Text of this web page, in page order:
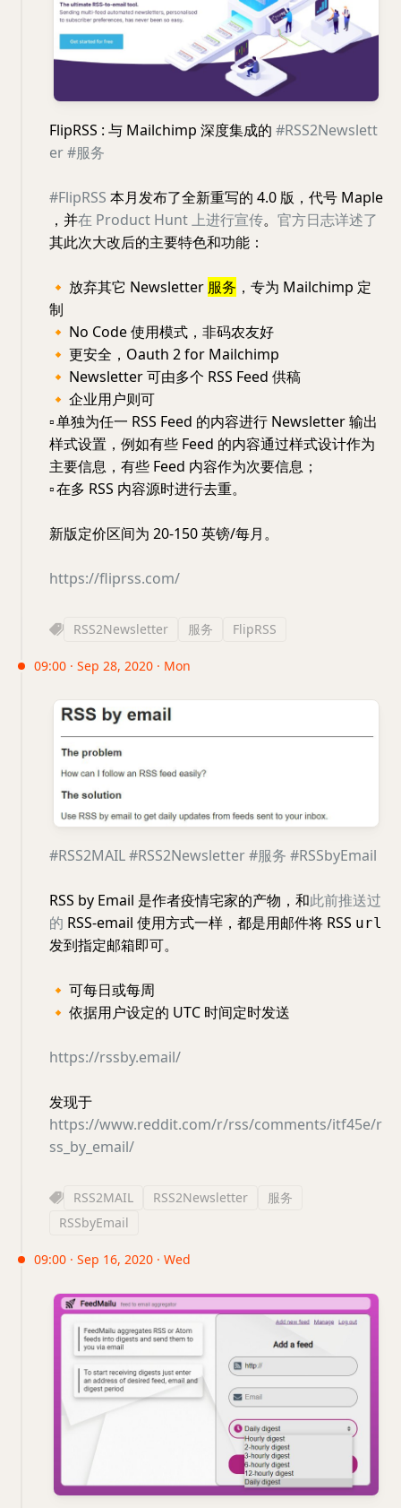
FlipRSS : 与 Mailchimp 深度集成的 #RSS2Newslett
er#服务
#FlipRSS 本月发布了全新重写的 4.0 版，代号 Maple
，并在 Product Hunt 上进行宣传。 官方日志详述了
其此次大改后的主要特色和功能：
🔸 放弃其它 Newsletter 服务 ，专为 Mailchimp 定
制
🔸 No Code 使用模式，非码农友好
🔸 更安全，Oauth 2 for Mailchimp
🔸 Newsletter 可由多个 RSS Feed 供稿
🔸 企业用户则可
▫️单独为任一 RSS Feed 的内容进行 Newsletter 输出
样式设置，例如有些 Feed 的内容通过样式设计作为
主要信息，有些 Feed 内容作为次要信息；
▫️在多 RSS 内容源时进行去重。
新版定价区间为 20-150 英镑/每月。
https://fliprss.com/
RSS2Newsletter 服务 FlipRSS
09:00 · Sep 28, 2020 · Mon
#RSS2MAIL#RSS2Newsletter#服务 #RSSbyEmail
RSS by Email 是作者疫情宅家的产物，和此前推送过
的 RSS-email 使用方式一样，都是用邮件将 RSS url
发到指定邮箱即可。
🔸 可每日或每周
🔸 依据用户设定的 UTC 时间定时发送
https://rssby.email/
发现于
https://www.reddit.com/r/rss/comments/itf45e/r
ss_by_email/
RSS2MAIL RSS2Newsletter
服务
RSSbyEmail
09:00 · Sep 16, 2020 · Wed